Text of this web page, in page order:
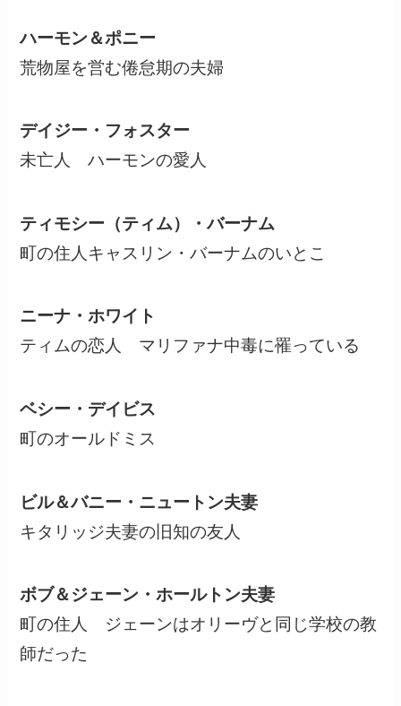
ハーモン＆ポニー
荒物屋を営む倦怠期の夫婦
デイジー・フォスター
未亡人 ハーモンの愛人
ティモシー（ティム）・バーナム
町の住人キャスリン・バーナムのいとこ
ニーナ・ホワイト
ティムの恋人 マリファナ中毒に罹っている
ベシー・デイビス
町のオールドミス
ビル＆バニー・ニュートン夫妻
キタリッジ夫妻の旧知の友人
ボブ＆ジェーン・ホールトン夫妻
町の住人 ジェーンはオリーヴと同じ学校の教
師だった